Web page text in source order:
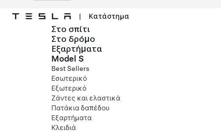
Μετάβαση στο κύριο περιεχόμενο
| Κατάστημα
Στο σπίτι
Στο δρόμο
Εξαρτήματα
Model S
Best Sellers
Εσωτερικό
Εξωτερικό
Ζάντες και ελαστικά
Πατάκια δαπέδου
Εξαρτήματα
Κλειδιά